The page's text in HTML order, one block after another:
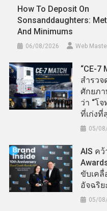
How To Deposit On
Sonsanddaughters:
And Minimums
06/08/2026 Web
“CE-7
สำรว
ศักยภ
ว่า “โ
ที่เก่งที่
05/
AIS ค
ขับเค
อัจฉริย
05/